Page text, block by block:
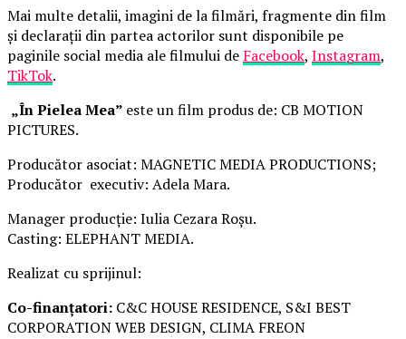
Mai multe detalii, imagini de la filmări, fragmente din film
și declarații din partea actorilor sunt disponibile pe
paginile social media ale filmului de Facebook, Instagram,
TikTok.
„În Pielea Mea” este un film produs de: CB MOTION
PICTURES.
Producător asociat: MAGNETIC MEDIA PRODUCTIONS;
Producător executiv: Adela Mara.
Manager producție: Iulia Cezara Roșu.
Casting: ELEPHANT MEDIA.
Realizat cu sprijinul:
Co-finanțatori: C&C HOUSE RESIDENCE, S&I BEST
CORPORATION WEB DESIGN, CLIMA FREON